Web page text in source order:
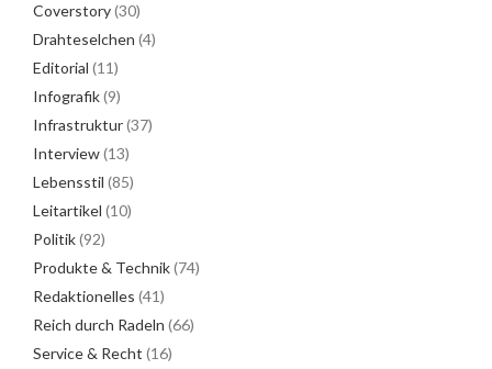
Coverstory(30)
Drahteselchen (4)
Editorial (11)
Infografik(9)
Infrastruktur(37)
Interview(13)
Lebensstil (85)
Leitartikel (10)
Politik(92)
Produkte & Technik(74)
Redaktionelles (41)
Reich durch Radeln (66)
Service & Recht (16)